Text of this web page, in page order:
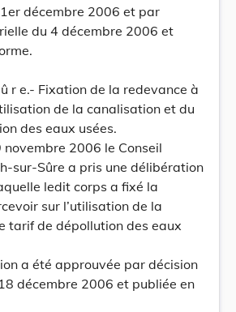
décembre 2006 et par
du 4 décembre 2006 et
û r e.- Fixation de la redevance à
de la canalisation et du
des eaux usées.
novembre 2006 le Conseil
sur-Sûre a pris une délibération
ledit corps a fixé la
sur l’utilisation de la
tarif de dépollution des eaux
a été approuvée par décision
décembre 2006 et publiée en